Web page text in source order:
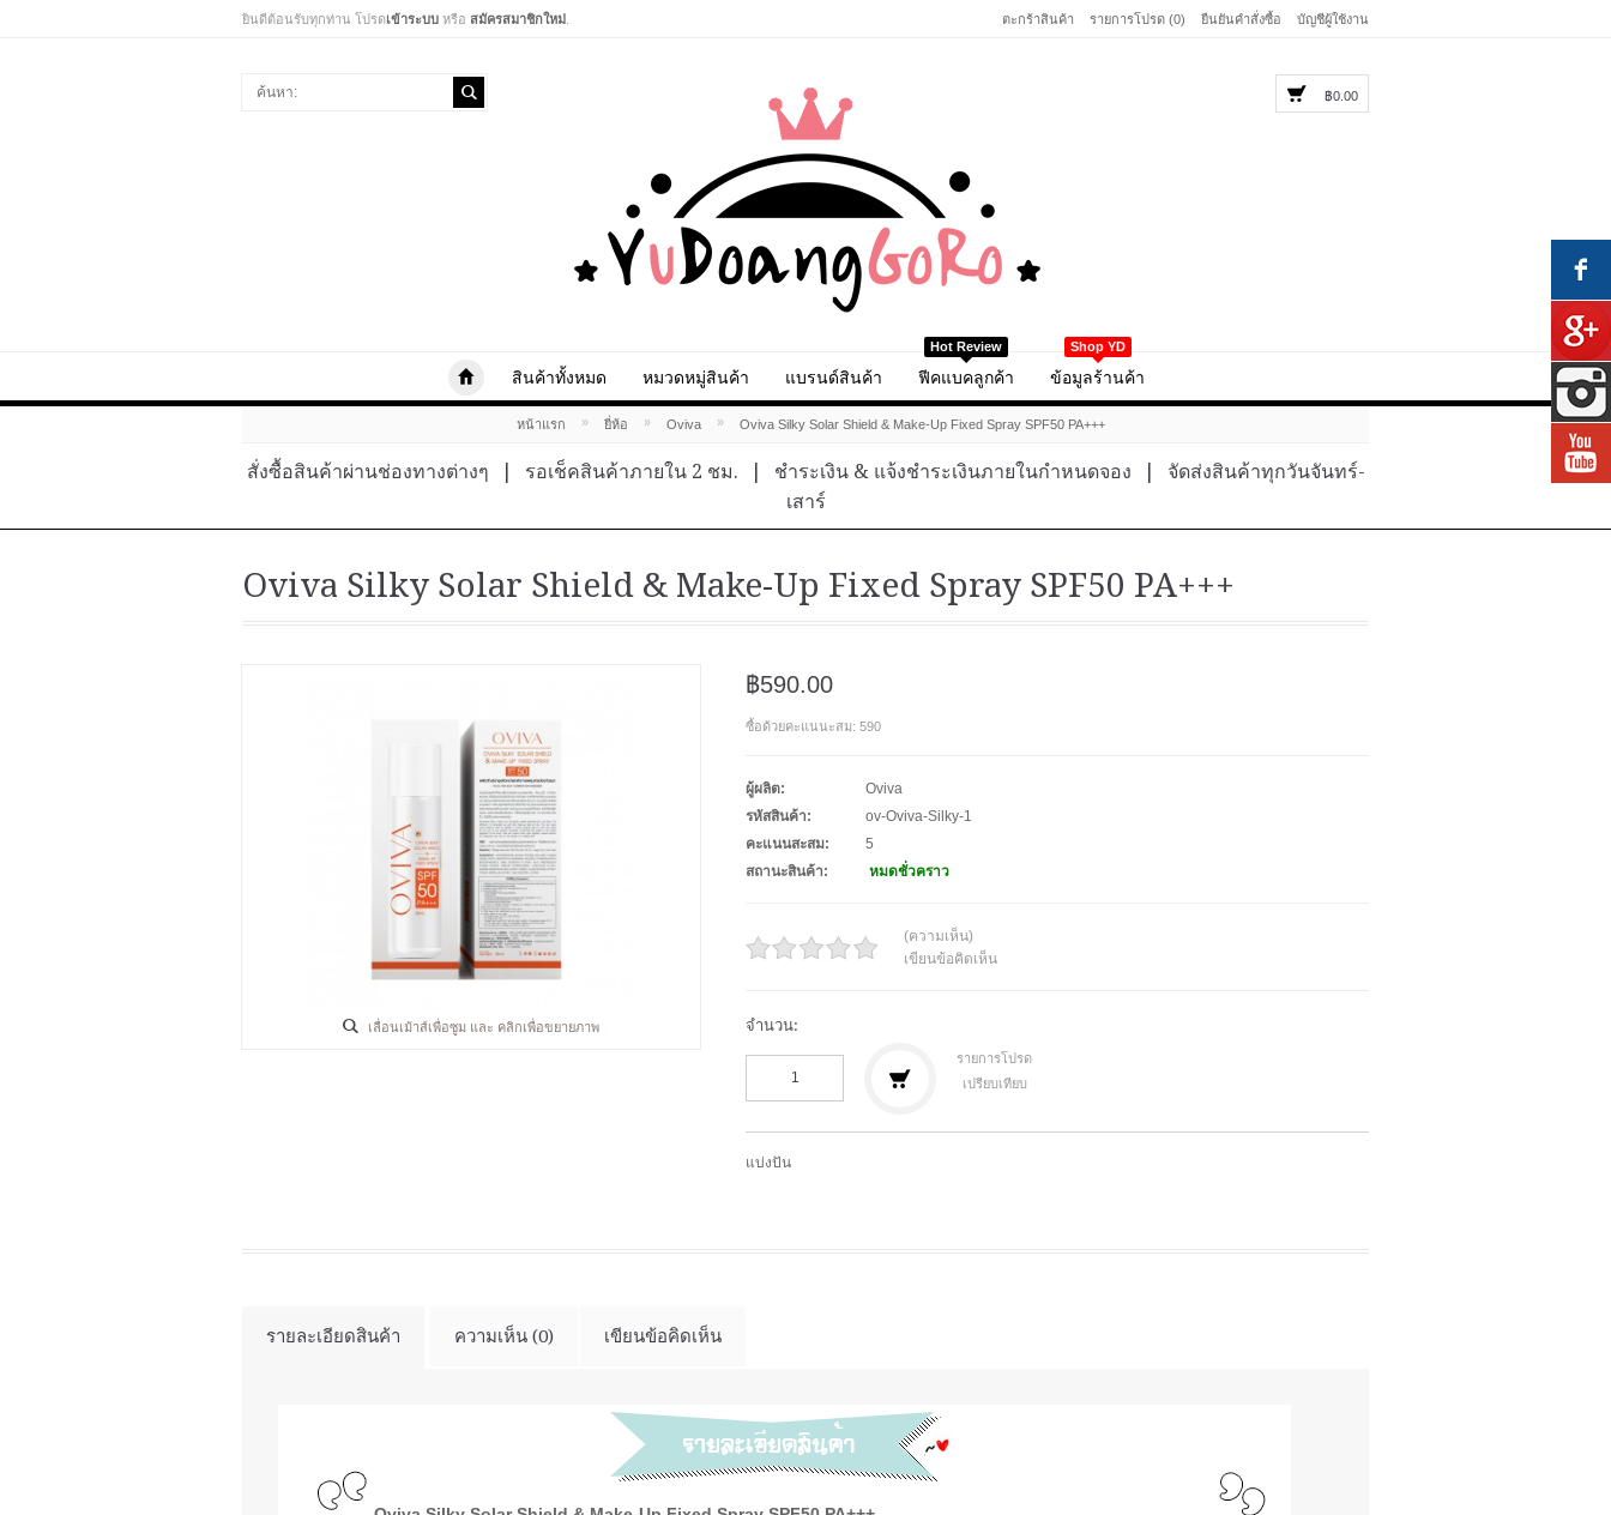
ยินดีต้อนรับทุกท่าน โปรดเข้าระบบ หรือ สมัครสมาชิกใหม่ ตะกร้าสินค้า รายการโปรด (0) ยืนยันคำสั่งซื้อ บัญชีผู้ใช้งาน
฿0.00
สินค้าทั้งหมด หมวดหมู่สินค้า แบรนด์สินค้า
Hot Review
ฟีคแบคลูกค้า
Shop YD
ข้อมูลร้านค้า
หน้าแรก » ยี่ห้อ » Oviva » Oviva Silky Solar Shield & Make-Up Fixed Spray SPF50 PA+++
สั่งซื้อสินค้าผ่านช่องทางต่างๆ รอเช็คสินค้าภายใน 2 ชม. ชำระเงิน & แจ้งชำระเงินภายในกำหนดจอง
จัดส่งสินค้าทุกวันจันทร์-
เสาร์
Oviva Silky Solar Shield & Make-Up Fixed Spray SPF50 PA+++
เลื่อนเม้าส์เพื่อซูม และ คลิกเพื่อขยายภาพ
฿590.00
ซื้อด้วยคะแนนะสม: 590
ผู้ผลิต:
Oviva
รหัสสินค้า:
ov-Oviva-Silky-1
คะแนนสะสม:
5
สถานะสินค้า:
หมดชั่วคราว
(ความเห็น)
เขียนข้อคิดเห็น
จำนวน:
รายการโปรด
เปรียบเทียบ
แบ่งปัน
รายละเอียดสินค้า ความเห็น (0) เขียนข้อคิดเห็น